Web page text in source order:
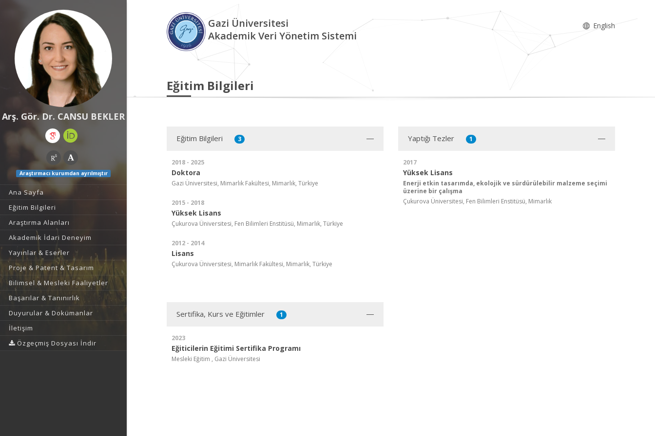
Arş. Gör. Dr. CANSU BEKLER
Araştırmacı kurumdan ayrılmıştır
Ana Sayfa
Eğitim Bilgileri
Araştırma Alanları
Akademik İdari Deneyim
Yayınlar & Eserler
Proje & Patent & Tasarım
Bilimsel & Mesleki Faaliyetler
Başarılar & Tanınırlık
Duyurular & Dokümanlar
İletişim
Özgeçmiş Dosyası İndir
Gazi Üniversitesi
Akademik Veri Yönetim Sistemi
English
Eğitim Bilgileri
Eğitim Bilgileri 3
2018 - 2025
Doktora
Gazi Üniversitesi, Mimarlık Fakültesi, Mimarlık, Türkiye
2015 - 2018
Yüksek Lisans
Çukurova Üniversitesi, Fen Bilimleri Enstitüsü, Mimarlık, Türkiye
2012 - 2014
Lisans
Çukurova Üniversitesi, Mimarlık Fakültesi, Mimarlık, Türkiye
Yaptığı Tezler 1
2017
Yüksek Lisans
Enerji etkin tasarımda, ekolojik ve sürdürülebilir malzeme seçimi
üzerine bir çalışma
Çukurova Üniversitesi, Fen Bilimleri Enstitüsü, Mimarlık
Sertifika, Kurs ve Eğitimler 1
2023
Eğiticilerin Eğitimi Sertifika Programı
Mesleki Eğitim , Gazi Üniversitesi